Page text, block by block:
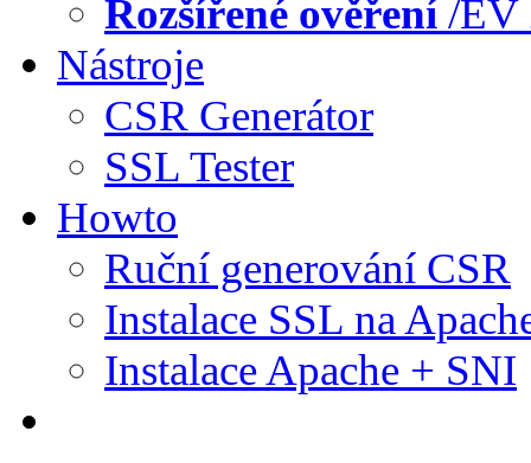
Rozšířené ověření/EV
Nástroje
CSR Generátor
SSL Tester
Howto
Ruční generování CSR
Instalace SSL na
Instalace Apache + SNI